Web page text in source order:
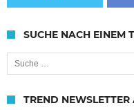
SUCHE NACH EINEM
Suche nach:
TREND